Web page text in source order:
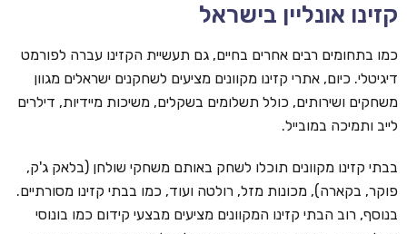
קזינו אונליין בישראל
כמו בתחומים רבים אחרים בחיים, גם תעשיית הקזינו עברה לפורמט
דיגיטלי. כיום, אתרי קזינו מקוונים מציעים לשחקנים ישראלים מגוון
משחקים ושירותים, כולל תשלומים בשקלים, משיכות מיידיות, דילרים
לייב ותמיכה במובייל.
בבתי קזינו מקוונים תוכלו לשחק באותם משחקי שולחן (בלאק ג'ק,
פוקר, בקארה), מכונות מזל, רולטה ועוד, כמו בבתי קזינו מסורתיים.
בנוסף, רוב הבתי קזינו המקוונים מציעים מבצעי קידום כמו בונוסי